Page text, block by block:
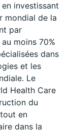
investissant
mondial de la
par
moins 70%
dans
et les
Le
Health Care
du
en
dans la